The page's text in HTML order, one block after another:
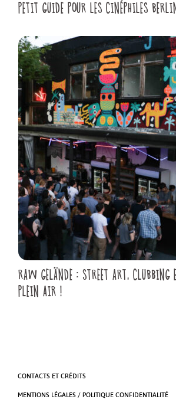
PETIT GUIDE POUR LES CINÉPHILES
RAW GELÄNDE : STREET ART, CLUBBING
PLEIN AIR !
CONTACTS ET CRÉDITS
MENTIONS LÉGALES / POLITIQUE CONFIDENTIALITÉ